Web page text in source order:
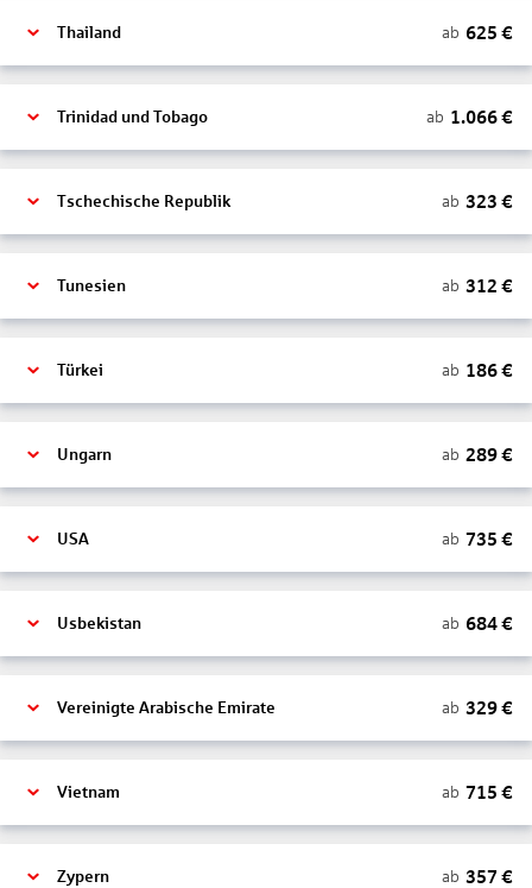
Thailand ab 625 €
Trinidad und Tobago ab 1.066€
Tschechische Republik ab 323 €
Tunesien ab 312 €
Türkei ab 186€
Ungarn ab 289€
USA ab 735 €
Usbekistan ab 684€
Vereinigte Arabische Emirate ab 329€
Vietnam ab 715 €
Zypern ab 357 €